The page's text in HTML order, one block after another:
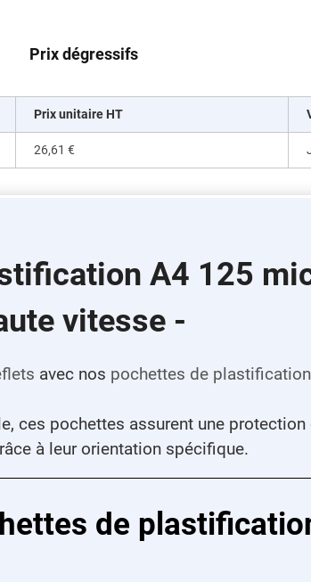
Prix dégressifs
Prix unitaire HT
26,61 €
A4 125
vitesse -
avec nos pochettes de
ces pochettes assurent une
à leur orientation spécifique.
de